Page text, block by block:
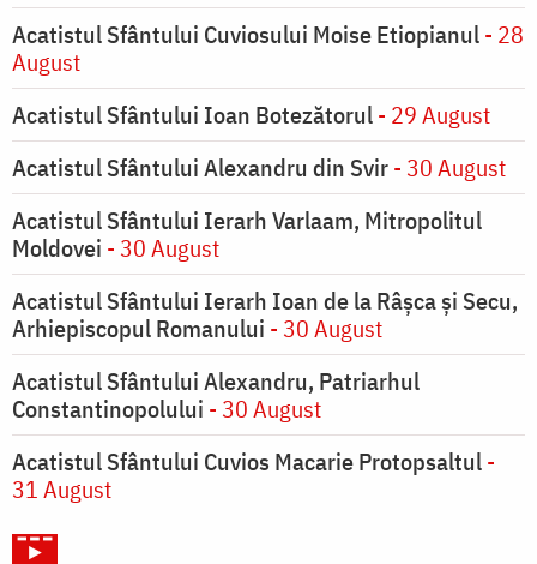
Acatistul Sfântului Cuviosului Moise Etiopianul- 28
August
Acatistul Sfântului Ioan Botezătorul- 29 August
Acatistul Sfântului Alexandru din Svir- 30 August
Acatistul Sfântului Ierarh Varlaam, Mitropolitul
Moldovei - 30 August
Acatistul Sfântului Ierarh Ioan de la Râşca şi Secu,
Arhiepiscopul Romanului - 30 August
Acatistul Sfântului Alexandru, Patriarhul
Constantinopolului - 30 August
Acatistul Sfântului Cuvios Macarie Protopsaltul-
31 August